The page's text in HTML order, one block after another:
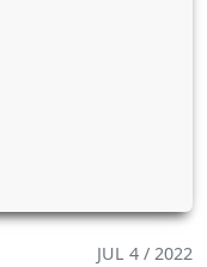
JUL 4 / 2022